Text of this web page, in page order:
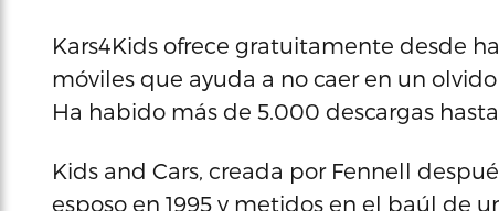
Kars4Kids ofrece gratuitamente desde
móviles que ayuda a no caer en un
Ha habido más de 5.000 descargas
Kids and Cars, creada por Fennell
esposo en 1995 y metidos en el baúl de